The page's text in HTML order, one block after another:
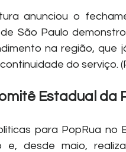
anunciou o
São Paulo
na região, que
do serviço.
Estadual da
para PopRua no
e, desde maio,